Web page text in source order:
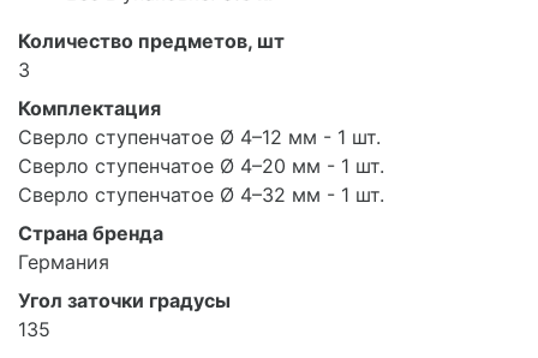
Количество предметов, шт
3
Комплектация
Сверло ступенчатое Ø 4–12 мм - 1 шт.
Сверло ступенчатое Ø 4–20 мм - 1 шт.
Сверло ступенчатое Ø 4–32 мм - 1 шт.
Страна бренда
Германия
Угол заточки градусы
135